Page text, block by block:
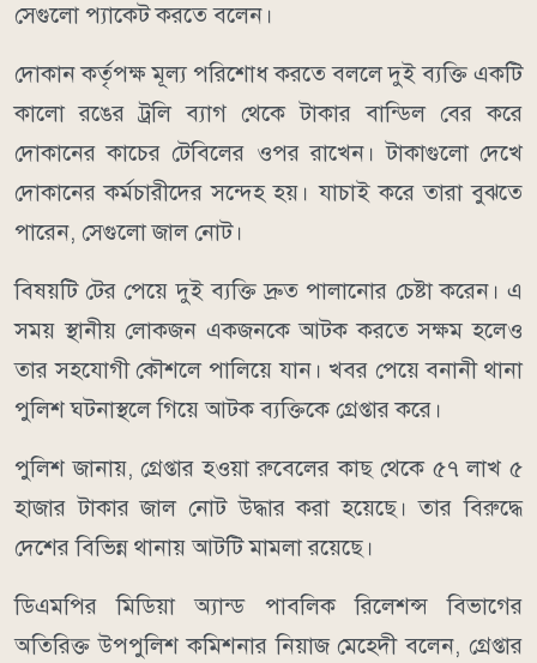
সেগুলো প্যাকেট করতে বলেন।
দোকান কর্তৃপক্ষ মূল্য পরিশোধ করতে বললে দুই ব্যক্তি একটি
কালো রঙের ট্রলি ব্যাগ থেকে টাকার বান্ডিল বের করে
দোকানের কাচের টেবিলের ওপর রাখেন। টাকাগুলো দেখে
দোকানের কর্মচারীদের সন্দেহ হয়। যাচাই করে তারা বুঝতে
পারেন, সেগুলো জাল নোট।
বিষয়টি টের পেয়ে দুই ব্যক্তি দ্রুত পালানোর চেষ্টা করেন। এ
সময় স্থানীয় লোকজন একজনকে আটক করতে সক্ষম হলেও
তার সহযোগী কৌশলে পালিয়ে যান। খবর পেয়ে বনানী থানা
পুলিশ ঘটনাস্থলে গিয়ে আটক ব্যক্তিকে গ্রেপ্তার করে।
পুলিশ জানায়, গ্রেপ্তার হওয়া রুবেলের কাছ থেকে ৫৭ লাখ ৫
হাজার টাকার জাল নোট উদ্ধার করা হয়েছে। তার বিরুদ্ধে
দেশের বিভিন্ন থানায় আটটি মামলা রয়েছে।
ডিএমপির মিডিয়া অ্যান্ড পাবলিক রিলেশন্স বিভাগের
অতিরিক্ত উপপুলিশ কমিশনার নিয়াজ মেহেদী বলেন, গ্রেপ্তার